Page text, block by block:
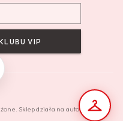
VIP
Sklep działa na autorskim